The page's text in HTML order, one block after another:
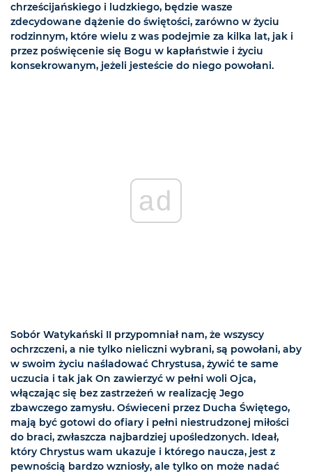
chrześcijańskiego i ludzkiego, będzie wasze
zdecydowane dążenie do świętości, zarówno w życiu
rodzinnym, które wielu z was podejmie za kilka lat, jak i
przez poświęcenie się Bogu w kapłaństwie i życiu
konsekrowanym, jeżeli jesteście do niego powołani.
ad
Sobór Watykański II przypomniał nam, że wszyscy
ochrzczeni, a nie tylko nieliczni wybrani, są powołani, aby
w swoim życiu naśladować Chrystusa, żywić te same
uczucia i tak jak On zawierzyć w pełni woli Ojca,
włączając się bez zastrzeżeń w realizację Jego
zbawczego zamysłu. Oświeceni przez Ducha Świętego,
mają być gotowi do ofiary i pełni niestrudzonej miłości
do braci, zwłaszcza najbardziej upośledzonych. Ideał,
który Chrystus wam ukazuje i którego naucza, jest z
pewnością bardzo wzniosły, ale tylko on może nadać